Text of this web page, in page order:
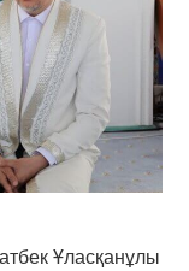
Ұласқанұлы